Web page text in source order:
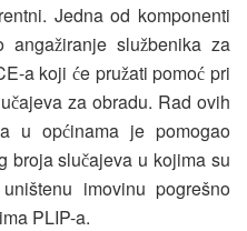
Jedna od komponenti
angažiranje službenika za
a koji će pružati pomoć pri
čajeva za obradu. Rad ovih
u općinama je pomogao
broja slučajeva u kojima su
imovinu pogrešno
PLIP-a.